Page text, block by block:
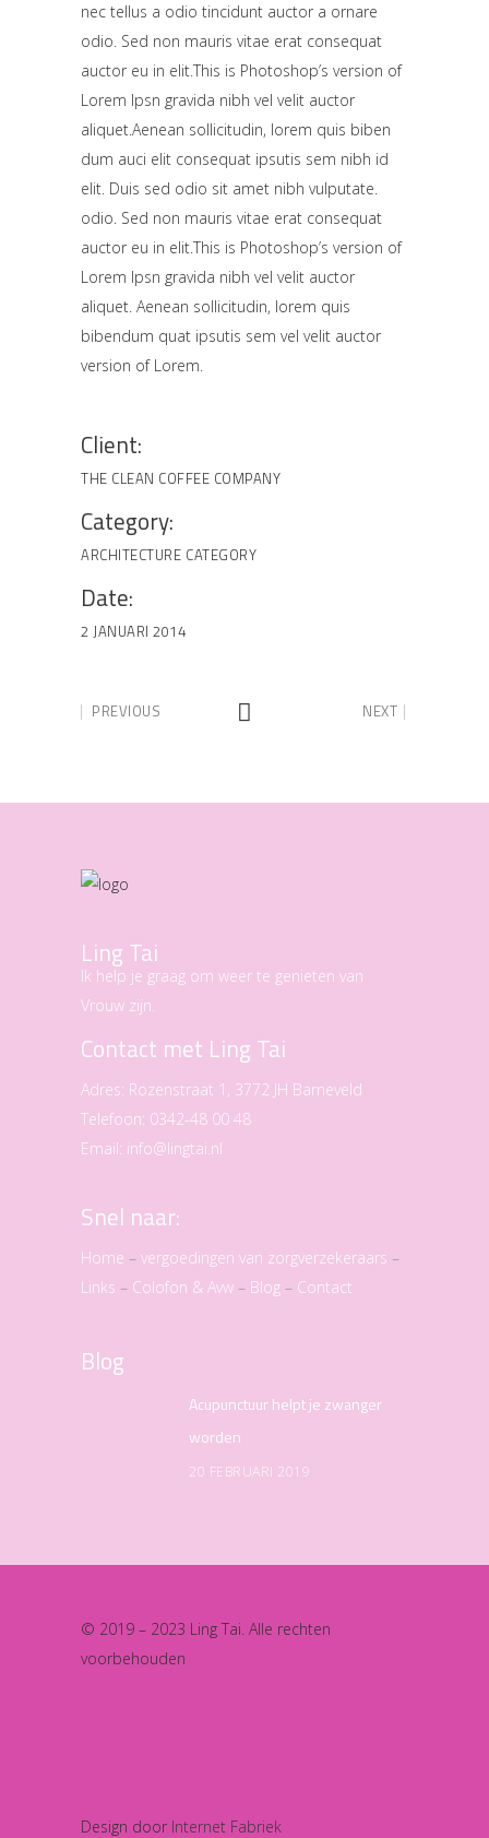
nec tellus a odio tincidunt auctor a ornare
odio. Sed non mauris vitae erat consequat
auctor eu in elit.This is Photoshop’s version of
Lorem Ipsn gravida nibh vel velit auctor
aliquet.Aenean sollicitudin, lorem quis biben
dum auci elit consequat ipsutis sem nibh id
elit. Duis sed odio sit amet nibh vulputate.
odio. Sed non mauris vitae erat consequat
auctor eu in elit.This is Photoshop’s version of
Lorem Ipsn gravida nibh vel velit auctor
aliquet. Aenean sollicitudin, lorem quis
bibendum quat ipsutis sem vel velit auctor
version of Lorem.
Client:
THE CLEAN COFFEE COMPANY
Category:
ARCHITECTURE CATEGORY
Date:
2 JANUARI 2014
PREVIOUS NEXT
Ling Tai
Ik help je graag om weer te genieten van
Vrouw zijn.
Contact met Ling Tai
Adres: Rozenstraat 1, 3772 JH Barneveld
Telefoon: 0342-48 00 48
Email: info@lingtai.nl
Snel naar:
Home – vergoedingen van zorgverzekeraars –
Links – Colofon & Avw – Blog – Contact
Blog
Acupunctuur helpt je zwanger
worden
20 FEBRUARI 2019
© 2019 – 2023 Ling Tai. Alle rechten
voorbehouden
Design door Internet Fabriek